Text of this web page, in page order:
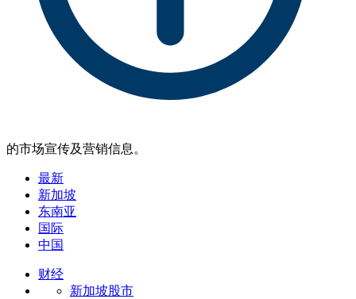
的市场宣传及营销信息。
最新
新加坡
东南亚
国际
中国
财经
新加坡股市